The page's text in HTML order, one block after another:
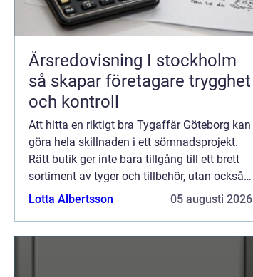
Årsredovisning I stockholm
så skapar företagare trygghet
och kontroll
Att hitta en riktigt bra Tygaffär Göteborg kan
göra hela skillnaden i ett sömnadsprojekt.
Rätt butik ger inte bara tillgång till ett brett
sortiment av tyger och tillbehör, utan också
kunskap, inspiration och...
Lotta Albertsson 05 augusti 2026